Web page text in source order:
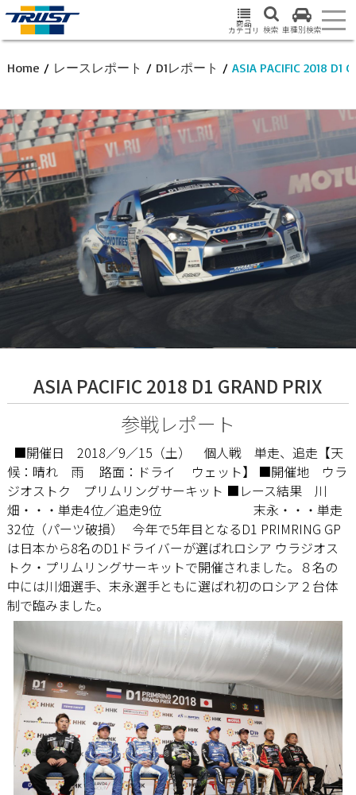
商品
カテゴリ 検索 車種別検索
Home / レースレポート / D1レポート / ASIA PACIFIC 2018 D1
ASIA PACIFIC 2018 D1 GRAND PRIX
参戦レポート
■開催日 2018／9／15（土） 個人戦 単走、追走【天
候：晴れ 雨 路面：ドライ ウェット】 ■開催地 ウラ
ジオストク プリムリングサーキット ■レース結果 川
畑・・・単走4位／追走9位
末永・・・単走
32位（パーツ破損） 今年で5年目となるD1 PRIMRING GP
は日本から8名のD1ドライバーが選ばれロシア ウラジオス
トク・プリムリングサーキットで開催されました。８名の
中には川畑選手、末永選手ともに選ばれ初のロシア２台体
制で臨みました。